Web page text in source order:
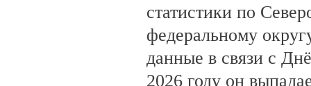
статистики по
федеральному
данные в связи с
2026 году он